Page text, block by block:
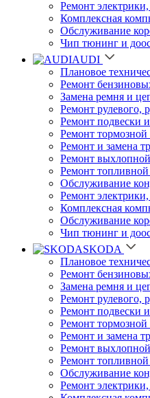
Ремонт
Комплексная
Обслуживание
Чип тюнинг и
AUDI
Плановое
Ремонт
Замена ремня и
Ремонт рулевого,
Ремонт подвески
Ремонт
Ремонт и замена
Ремонт
Ремонт
Обслуживание
Ремонт
Комплексная
Обслуживание
Чип тюнинг и
SKODA
Плановое
Ремонт
Замена ремня и
Ремонт рулевого,
Ремонт подвески
Ремонт
Ремонт и замена
Ремонт
Ремонт
Обслуживание
Ремонт